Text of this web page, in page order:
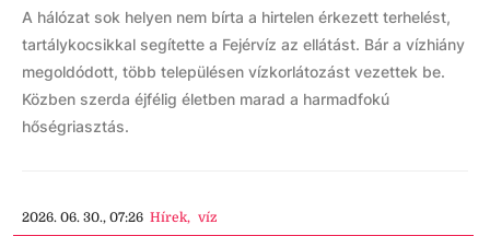
A hálózat sok helyen nem bírta a hirtelen érkezett terhelést,
tartálykocsikkal segítette a Fejérvíz az ellátást. Bár a vízhiány
megoldódott, több településen vízkorlátozást vezettek be.
Közben szerda éjfélig életben marad a harmadfokú
hőségriasztás.
2026. 06. 30., 07:26 Hírek, víz